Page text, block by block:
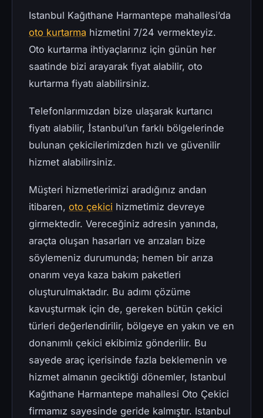
Istanbul Kağıthane Harmantepe mahallesi’da
oto kurtarma hizmetini 7/24 vermekteyiz.
Oto kurtarma ihtiyaçlarınız için günün her
saatinde bizi arayarak fiyat alabilir, oto
kurtarma fiyatı alabilirsiniz.
Telefonlarımızdan bize ulaşarak kurtarıcı
fiyatı alabilir, İstanbul’un farklı bölgelerinde
bulunan çekicilerimizden hızlı ve güvenilir
hizmet alabilirsiniz.
Müşteri hizmetlerimizi aradığınız andan
itibaren, oto çekici hizmetimiz devreye
girmektedir. Vereceğiniz adresin yanında,
araçta oluşan hasarları ve arızaları bize
söylemeniz durumunda; hemen bir arıza
onarım veya kaza bakım paketleri
oluşturulmaktadır. Bu adımı çözüme
kavuşturmak için de, gereken bütün çekici
türleri değerlendirilir, bölgeye en yakın ve en
donanımlı çekici ekibimiz gönderilir. Bu
sayede araç içerisinde fazla beklemenin ve
hizmet almanın geciktiği dönemler, Istanbul
Kağıthane Harmantepe mahallesi Oto Çekici
firmamız sayesinde geride kalmıştır. Istanbul